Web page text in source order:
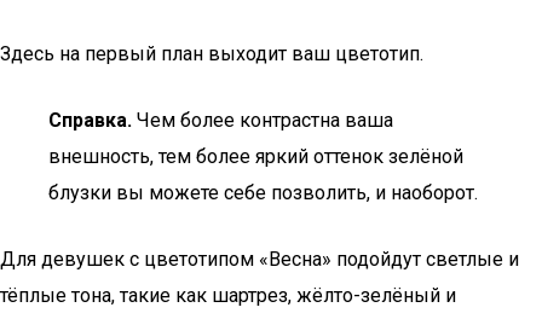
Здесь на первый план выходит ваш цветотип.
Справка. Чем более контрастна ваша
внешность, тем более яркий оттенок зелёной
блузки вы можете себе позволить, и наоборот.
Для девушек с цветотипом «Весна» подойдут светлые и
тёплые тона, такие как шартрез, жёлто-зелёный и